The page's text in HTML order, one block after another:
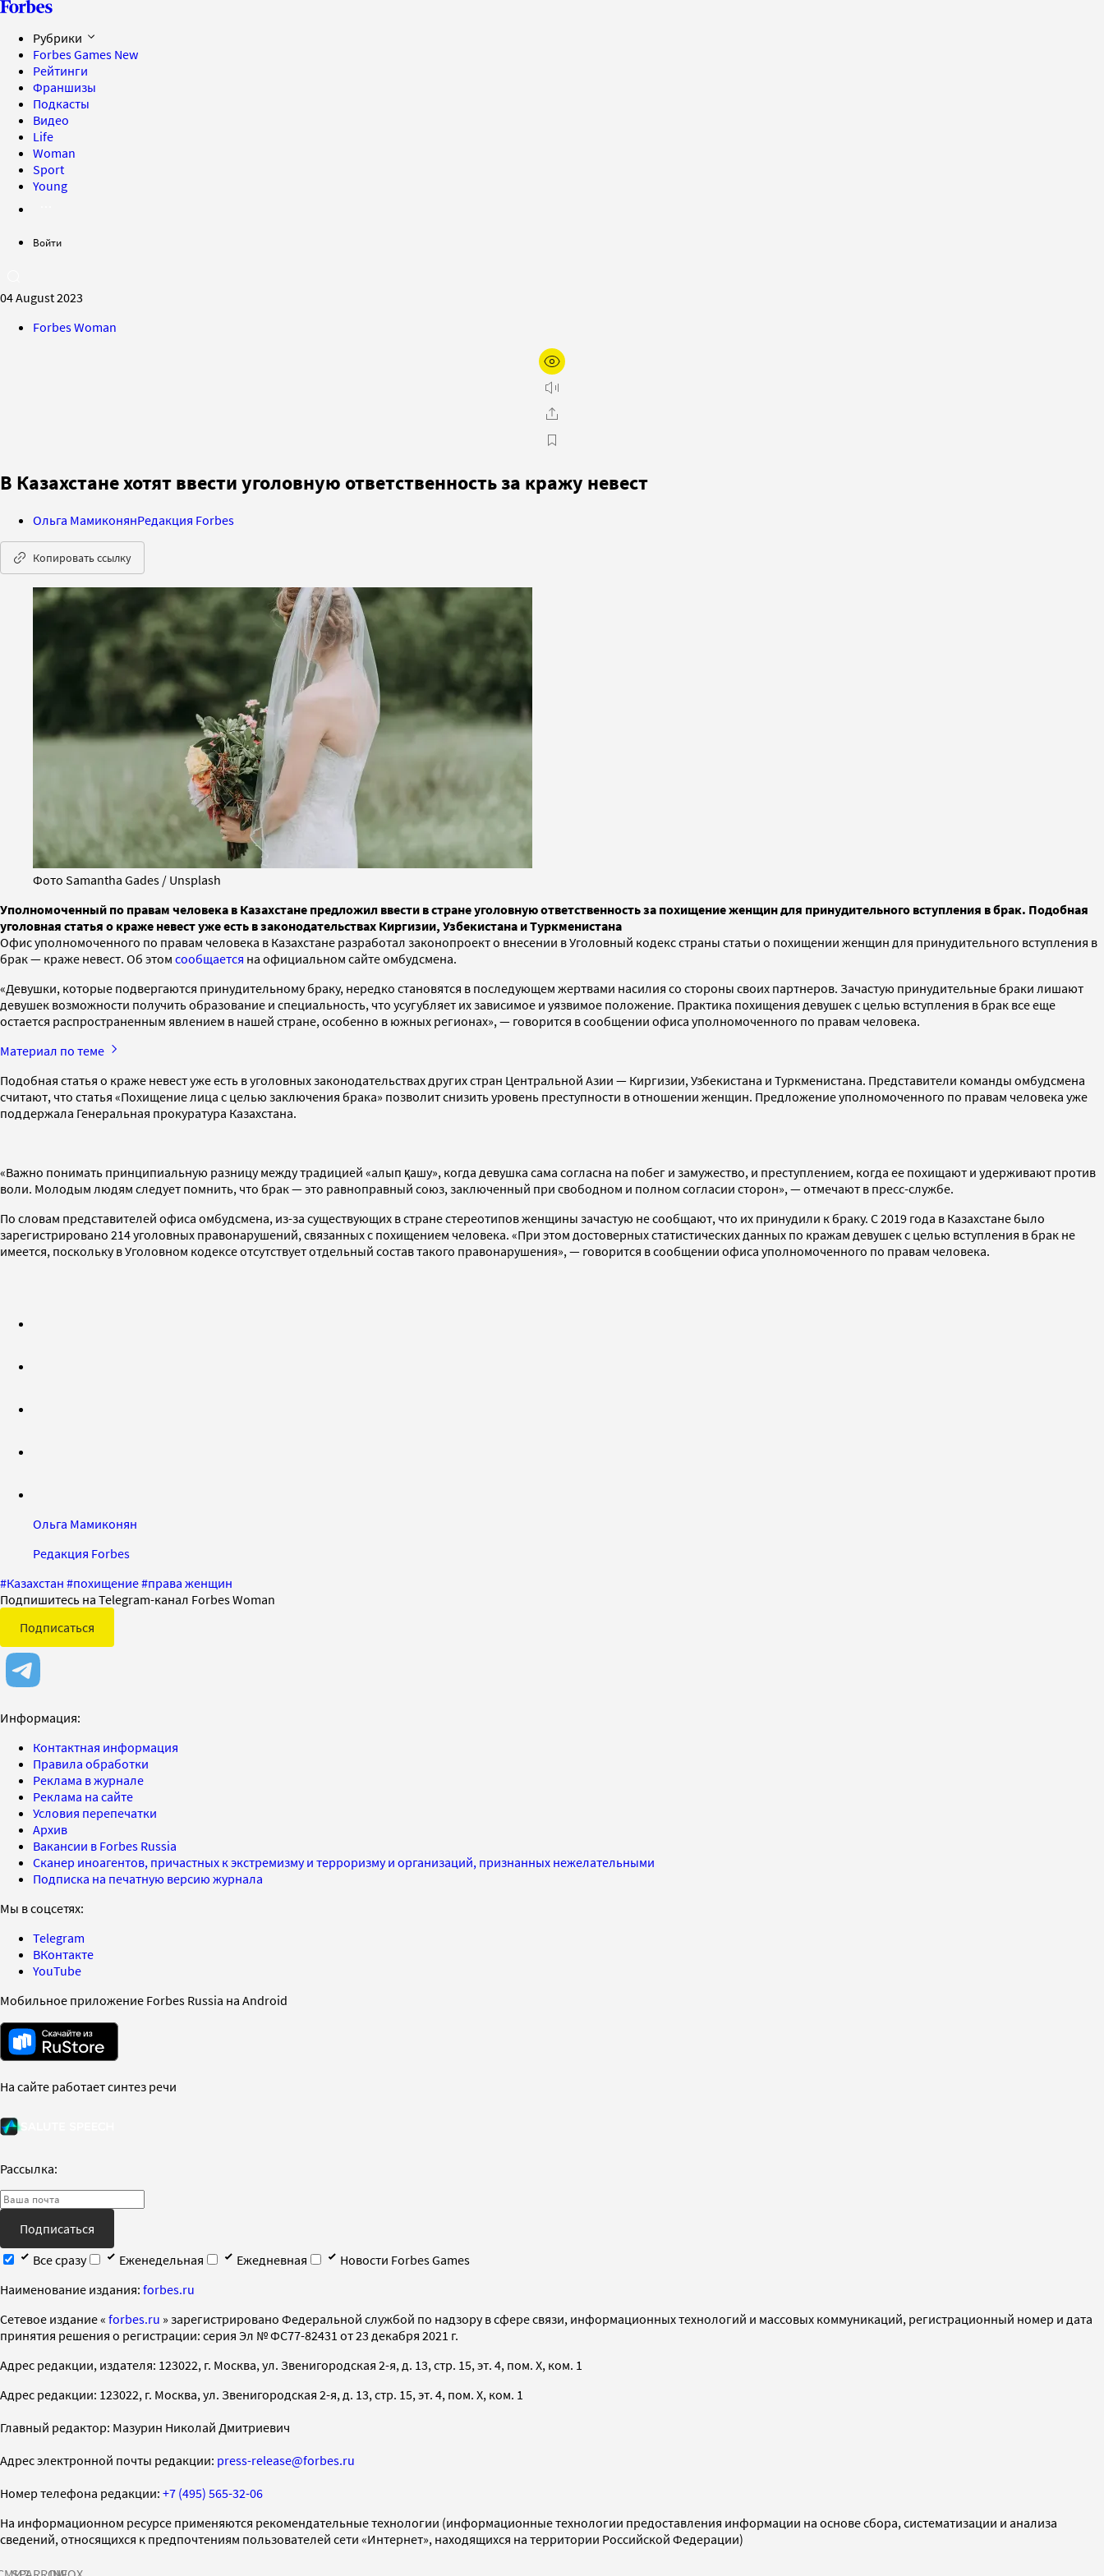
Рубрики
Forbes Games New
Рейтинги
Франшизы
Подкасты
Видео
Life
Woman
Sport
Young
Войти
04 August 2023
Forbes Woman
В Казахстане хотят ввести уголовную ответственность за кражу невест
Ольга МамиконянРедакция Forbes
Копировать ссылку
Фото Samantha Gades / Unsplash
Уполномоченный по правам человека в Казахстане предложил ввести в стране уголовную ответственность за похищение женщин для принудительного вступления в брак. Подобная
уголовная статья о краже невест уже есть в законодательствах Киргизии, Узбекистана и Туркменистана
Офис уполномоченного по правам человека в Казахстане разработал законопроект о внесении в Уголовный кодекс страны статьи о похищении женщин для принудительного вступления в
брак — краже невест. Об этом сообщается на официальном сайте омбудсмена.
«Девушки, которые подвергаются принудительному браку, нередко становятся в последующем жертвами насилия со стороны своих партнеров. Зачастую принудительные браки лишают
девушек возможности получить образование и специальность, что усугубляет их зависимое и уязвимое положение. Практика похищения девушек с целью вступления в брак все еще
остается распространенным явлением в нашей стране, особенно в южных регионах», — говорится в сообщении офиса уполномоченного по правам человека.
Материал по теме
Подобная статья о краже невест уже есть в уголовных законодательствах других стран Центральной Азии — Киргизии, Узбекистана и Туркменистана. Представители команды омбудсмена
считают, что статья «Похищение лица с целью заключения брака» позволит снизить уровень преступности в отношении женщин. Предложение уполномоченного по правам человека уже
поддержала Генеральная прокуратура Казахстана.
«Важно понимать принципиальную разницу между традицией «алып қашу», когда девушка сама согласна на побег и замужество, и преступлением, когда ее похищают и удерживают против
воли. Молодым людям следует помнить, что брак — это равноправный союз, заключенный при свободном и полном согласии сторон», — отмечают в пресс-службе.
По словам представителей офиса омбудсмена, из-за существующих в стране стереотипов женщины зачастую не сообщают, что их принудили к браку. С 2019 года в Казахстане было
зарегистрировано 214 уголовных правонарушений, связанных с похищением человека. «При этом достоверных статистических данных по кражам девушек с целью вступления в брак не
имеется, поскольку в Уголовном кодексе отсутствует отдельный состав такого правонарушения», — говорится в сообщении офиса уполномоченного по правам человека.
Ольга Мамиконян
Редакция Forbes
#Казахстан #похищение#права женщин
Подпишитесь на Telegram-канал Forbes Woman
Подписаться
Информация:
Контактная информация
Правила обработки
Реклама в журнале
Реклама на сайте
Условия перепечатки
Архив
Вакансии в Forbes Russia
Сканер иноагентов, причастных к экстремизму и терроризму и организаций, признанных нежелательными
Подписка на печатную версию журнала
Мы в соцсетях:
Telegram
ВКонтакте
YouTube
Мобильное приложение Forbes Russia на Android
На сайте работает синтез речи
Рассылка:
Подписаться
Все сразу
Еженедельная Ежедневная
Новости Forbes Games
Наименование издания: forbes.ru
Cетевое издание « forbes.ru » зарегистрировано Федеральной службой по надзору в сфере связи, информационных технологий и массовых коммуникаций, регистрационный номер и дата
принятия решения о регистрации: серия Эл № ФС77-82431 от 23 декабря 2021 г.
Адрес редакции, издателя: 123022, г. Москва, ул. Звенигородская 2-я, д. 13, стр. 15, эт. 4, пом. X, ком. 1
Адрес редакции: 123022, г. Москва, ул. Звенигородская 2-я, д. 13, стр. 15, эт. 4, пом. X, ком. 1
Главный редактор: Мазурин Николай Дмитриевич
Адрес электронной почты редакции: press-release@forbes.ru
Номер телефона редакции: +7 (495) 565-32-06
На информационном ресурсе применяются рекомендательные технологии (информационные технологии предоставления информации на основе сбора, систематизации и анализа
сведений, относящихся к предпочтениям пользователей сети «Интернет», находящихся на территории Российской Федерации)